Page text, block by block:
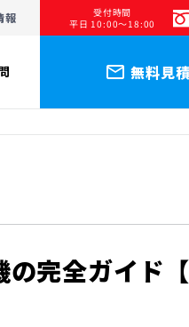
報 受付時間
平日 10:00～18:00
mail_outline 無料見
完全ガイド